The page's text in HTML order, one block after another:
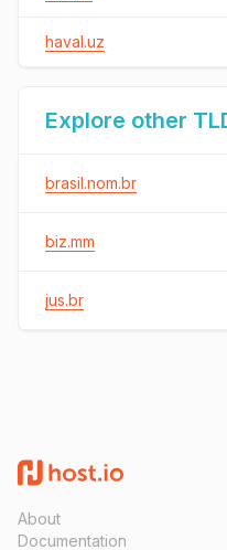
haval.uz
Explore other
brasil.nom.br
biz.mm
jus.br
About
Documentation